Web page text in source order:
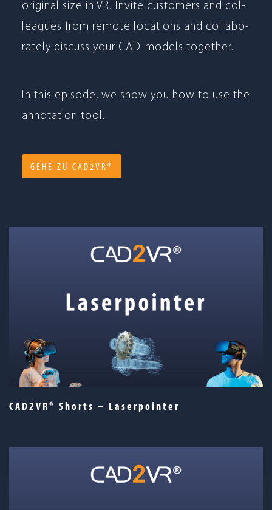
ori­gi­nal size in VR. Invite cus­to­mers and col­
le­agues from remote loca­ti­ons and col­la­bo­
ra­tely dis­cuss your CAD-models together.
In this epi­sode, we show you how to use the
anno­ta­tion tool.
GEHE ZU CAD2VR®
CAD2VR® Shorts – Laserpointer